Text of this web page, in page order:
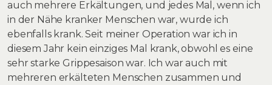
auch mehrere Erkältungen, und jedes Mal, wenn ich
in der Nähe kranker Menschen war, wurde ich
ebenfalls krank. Seit meiner Operation war ich in
diesem Jahr kein einziges Mal krank, obwohl es eine
sehr starke Grippesaison war. Ich war auch mit
mehreren erkälteten Menschen zusammen und